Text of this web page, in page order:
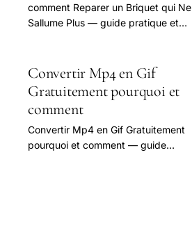
comment Reparer un Briquet qui Ne
Sallume Plus — guide pratique et
Convertir Mp4 en Gif
Gratuitement pourquoi et
comment
Convertir Mp4 en Gif Gratuitement
pourquoi et comment — guide